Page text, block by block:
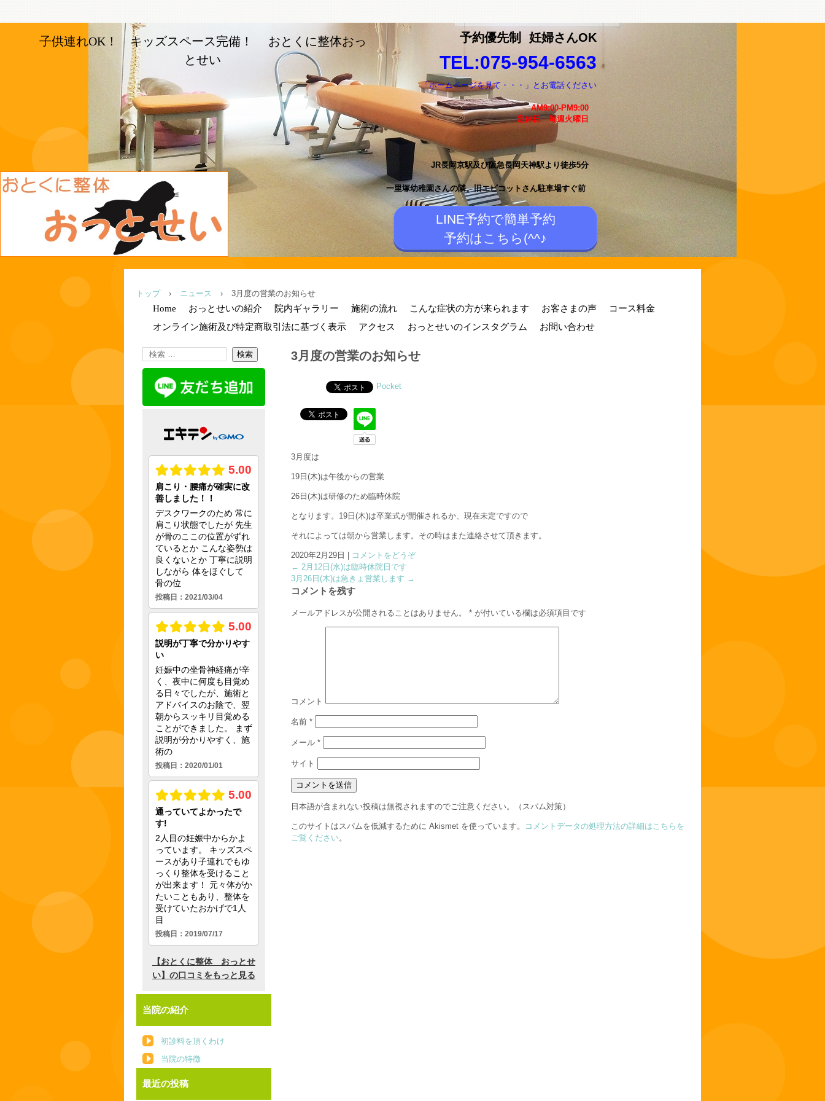
長岡京市の整体【おとく
に整体おっとせい】長岡
京駅と長岡天神駅から徒
歩5分の整体院
子供連れOK！ キッズスペース完備！ おとくに整体おっ
とせい
予約優先制 妊婦さんOK
TEL:075-954-6563
「ホームページを見て・・・」とお電話ください
AM9:00-PM9:00
定休日 毎週火曜日
JR長岡京駅及び阪急長岡天神駅より徒歩5分
一里塚幼稚園さんの隣。旧エピコットさん駐車場すぐ前
LINE予約で簡単予約
予約はこちら(^^♪
トップ › ニュース › 3月度の営業のお知らせ
Home おっとせいの紹介 院内ギャラリー 施術の流れ こんな症状の方が来られます お客さまの声
コース料金
オンライン施術及び特定商取引法に基づく表示
アクセス おっとせいのインスタグラム お問い合わせ
3月度の営業のお知らせ
Pocket
3月度は
19日(木)は午後からの営業
26日(木)は研修のため臨時休院
となります。19日(木)は卒業式が開催されるか、現在未定ですので
それによっては朝から営業します。その時はまた連絡させて頂きます。
2020年2月29日
コメントをどうぞ
← 2月12日(水)は臨時休院日です
3月26日(木)は急きょ営業します →
コメントを残す
メールアドレスが公開されることはありません。 * が付いている欄は必須項目です
コメント
名前 *
メール *
サイト
日本語が含まれない投稿は無視されますのでご注意ください。（スパム対策）
このサイトはスパムを低減するために Akismet を使っています。
コメントデータの処理方法の詳細はこちらを
ご覧ください。
当院の紹介
初診料を頂くわけ
当院の特徴
最近の投稿